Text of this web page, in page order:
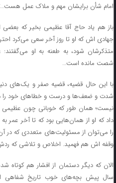
امام شأن برایشان مهم و ملاک عمل
باز هم یاد حاج آقا عظیمی بخیر که
جهادی اش که او تا روز آخر سعی می‌کرد
شصت مانده است…
با این حال قضیه، قضیه صفر و یک‌های
شدت و ضعف‌ها و درست و خطاهای خود را
نیست؛ همان طور که خوبانی چون عظیمی
داد که او از همان‌هایی بود که تا آخر عمر
را می‌توان از مسئولیت‌های متعددی که
وقفه اش هم فهمید. اخلاص و تلاشی که
الان که دیگر دستمان از افشار هم کوتاه
سال پیش بچه‌های خوب تاریخ شفاهی